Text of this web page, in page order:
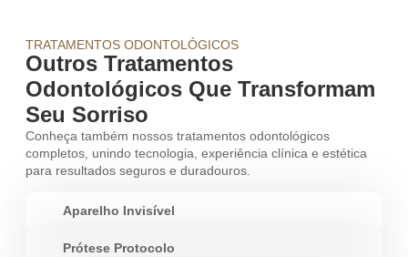
TRATAMENTOS ODONTOLÓGICOS
Outros Tratamentos
Odontológicos Que Transformam
Seu Sorriso
Conheça também nossos tratamentos odontológicos
completos, unindo tecnologia , experiência clínica e estética
para resultados seguros e duradouros.
Aparelho Invisível
Prótese Protocolo